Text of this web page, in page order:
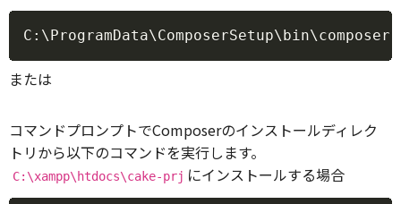
または
コマンドプロンプトでComposerのインストールディレク
トリから以下のコマンドを実行します。
C:\xampp\htdocs\cake-prj にインストールする場合